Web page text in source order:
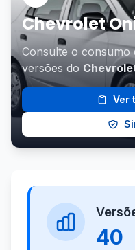
Chevrolet
Consulte o consumo
versões do
Ver
40